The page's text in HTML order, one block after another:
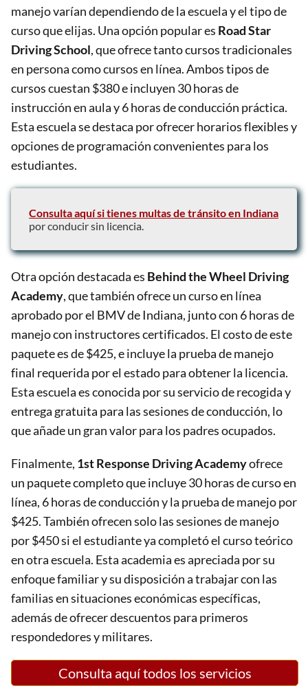
manejo varían dependiendo de la escuela y el tipo de
curso que elijas. Una opción popular es Road Star
Driving School, que ofrece tanto cursos tradicionales
en persona como cursos en línea. Ambos tipos de
cursos cuestan $380 e incluyen 30 horas de
instrucción en aula y 6 horas de conducción práctica.
Esta escuela se destaca por ofrecer horarios flexibles y
opciones de programación convenientes para los
estudiantes​.
Consulta aquí si tienes multas de tránsito en Indiana
por conducir sin licencia.
Otra opción destacada es Behind the Wheel Driving
Academy, que también ofrece un curso en línea
aprobado por el BMV de Indiana, junto con 6 horas de
manejo con instructores certificados. El costo de este
paquete es de $425, e incluye la prueba de manejo
final requerida por el estado para obtener la licencia.
Esta escuela es conocida por su servicio de recogida y
entrega gratuita para las sesiones de conducción, lo
que añade un gran valor para los padres ocupados​.
Finalmente, 1st Response Driving Academyofrece
un paquete completo que incluye 30 horas de curso en
línea, 6 horas de conducción y la prueba de manejo por
$425. También ofrecen solo las sesiones de manejo
por $450 si el estudiante ya completó el curso teórico
en otra escuela. Esta academia es apreciada por su
enfoque familiar y su disposición a trabajar con las
familias en situaciones económicas específicas,
además de ofrecer descuentos para primeros
respondedores y militares​.
Consulta aquí todos los servicios